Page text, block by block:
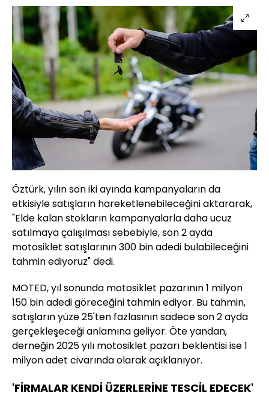
Öztürk, yılın son iki ayında kampanyaların da
etkisiyle satışların hareketlenebileceğini aktararak,
"Elde kalan stokların kampanyalarla daha ucuz
satılmaya çalışılması sebebiyle, son 2 ayda
motosiklet satışlarının 300 bin adedi bulabileceğini
tahmin ediyoruz" dedi.
MOTED, yıl sonunda motosiklet pazarının 1 milyon
150 bin adedi göreceğini tahmin ediyor. Bu tahmin,
satışların yüze 25'ten fazlasının sadece son 2 ayda
gerçekleşeceği anlamına geliyor. Öte yandan,
derneğin 2025 yılı motosiklet pazarı beklentisi ise 1
milyon adet civarında olarak açıklanıyor.
'FİRMALAR KENDİ ÜZERLERİNE TESCİL EDECEK'